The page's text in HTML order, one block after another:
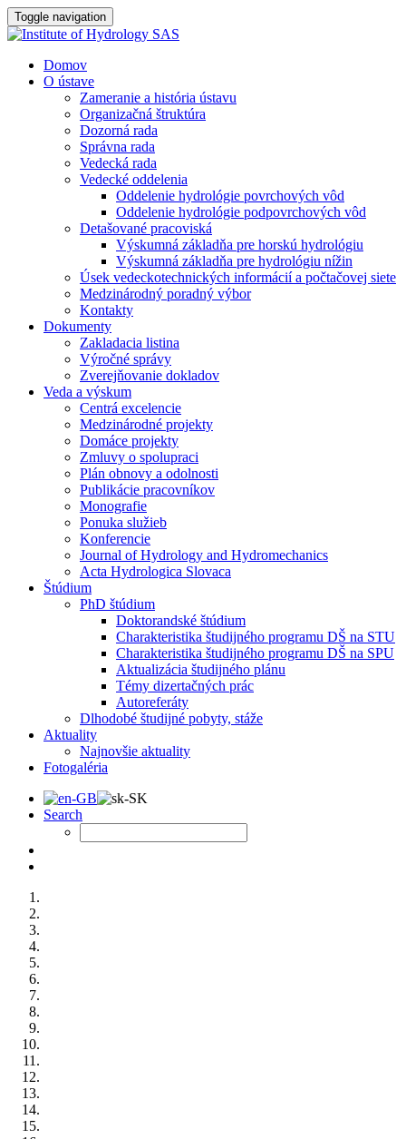
Toggle navigation
Domov
O ústave
Zameranie a história ústavu
Organizačná štruktúra
Dozorná rada
Správna rada
Vedecká rada
Vedecké oddelenia
Oddelenie hydrológie povrchových vôd
Oddelenie hydrológie podpovrchových vôd
Detašované pracoviská
Výskumná základňa pre horskú hydrológiu
Výskumná základňa pre hydrológiu nížin
Úsek vedeckotechnických informácií a počtačovej siete
Medzinárodný poradný výbor
Kontakty
Dokumenty
Zakladacia listina
Výročné správy
Zverejňovanie dokladov
Veda a výskum
Centrá excelencie
Medzinárodné projekty
Domáce projekty
Zmluvy o spolupraci
Plán obnovy a odolnosti
Publikácie pracovníkov
Monografie
Ponuka služieb
Konferencie
Journal of Hydrology and Hydromechanics
Acta Hydrologica Slovaca
Štúdium
PhD štúdium
Doktorandské štúdium
Charakteristika študijného programu DŠ na STU
Charakteristika študijného programu DŠ na SPU
Aktualizácia študijného plánu
Témy dizertačných prác
Autoreferáty
Dlhodobé študijné pobyty, stáže
Aktuality
Najnovšie aktuality
Fotogaléria
Search